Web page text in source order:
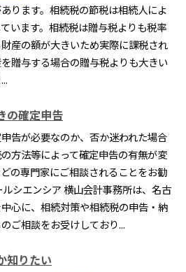
ります。相続税の節税は相続人によ
います。相続税は贈与税よりも税率
産の額が大きいため実際に課税され
贈与する場合の贈与税よりも大きい
の確定申告
告が必要なのか、否か迷われた場合
方法等によって確定申告の有無が変
の専門家にご相談されることをお勧
シエンシア 横山会計事務所は、名古
心に、相続対策や相続税の申告・納
ご相談をお受けしており...
知りたい